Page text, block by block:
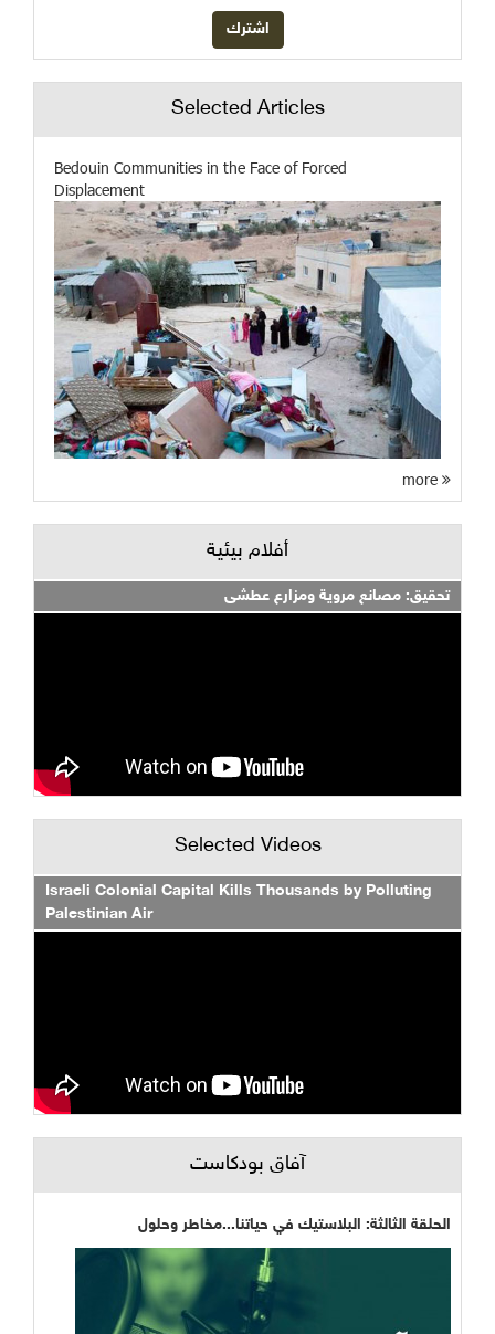
Selected Articles
Bedouin Communities in the Face of Forced
Displacement
أفلام بيئية
تحقيق: مصانع مروية ومزارع عطشى
Selected Videos
Israeli Colonial Capital Kills Thousands by Polluting
Palestinian Air
آفاق بودكاست
الحلقة الثالثة: البلاستيك في حياتنا...مخاطر وحلول